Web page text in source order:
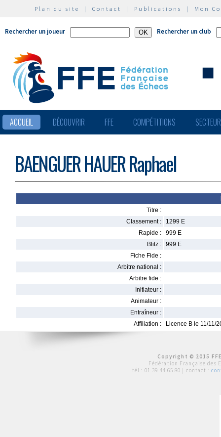
Plan du site | Contact | Publications | Mon
Rechercher un joueur Rechercher un club
ACCUEIL DÉCOUVRIR FFE COMPÉTITIONS
BAENGUER HAUER Raphael
Titre :
Classement :
1299 E
Rapide :
999 E
Blitz :
999 E
Fiche Fide :
Arbitre national :
Arbitre fide :
Initiateur :
Animateur :
Entraîneur :
Affiliation :
Licence B le 11/11/
Copyright © 2015
Fédération Française des
tél : 01 39 44 65 80 | contact :